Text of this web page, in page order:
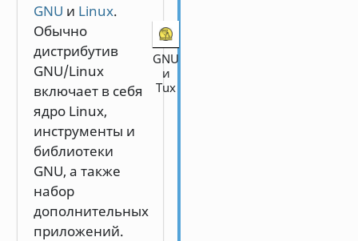
GNU и Linux.
Обычно
дистрибутив
GNU/Linux
включает в себя
ядро Linux,
инструменты и
библиотеки
GNU, а также
набор
дополнительных
приложений.
GNU
и
Tux